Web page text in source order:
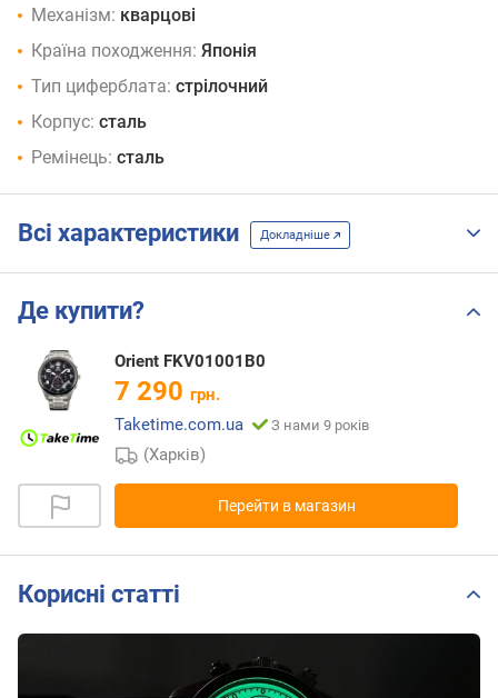
Механізм: кварцові
Країна походження: Японія
Тип циферблата: стрілочний
Корпус: сталь
Ремінець: сталь
Всі характеристики Докладніше
Де купити?
Orient FKV01001B0
7 290 грн.
Taketime.com.ua
З нами 9 років
(Харків)
Перейти в магазин
Корисні статті